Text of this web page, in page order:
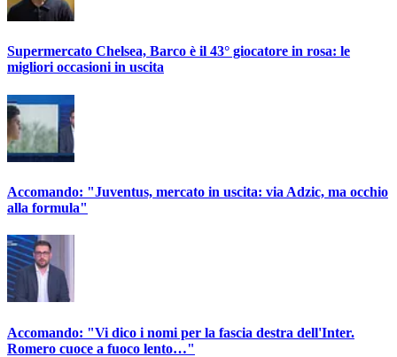
Supermercato Chelsea, Barco è il 43° giocatore in rosa: le
migliori occasioni in uscita
Accomando: "Juventus, mercato in uscita: via Adzic, ma occhio
alla formula"
Accomando: "Vi dico i nomi per la fascia destra dell'Inter.
Romero cuoce a fuoco lento…"